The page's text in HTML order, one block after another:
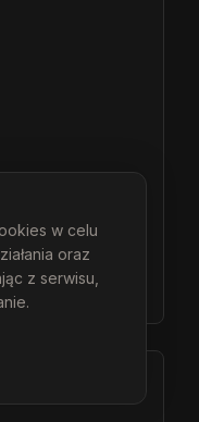
w celu
oraz
z serwisu,